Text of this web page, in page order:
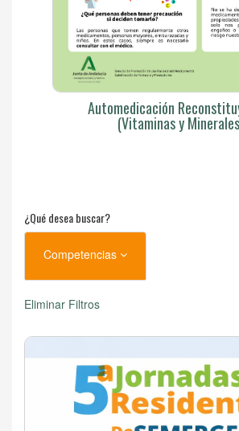
Automedicación
(Vitaminas y
¿Qué desea buscar?
Competencias
Eliminar Filtros